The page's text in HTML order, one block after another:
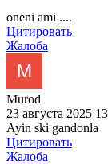
oneni ami ....
Цитировать
Жалоба
Murod
23 августа 2025
Ayin ski gandonla
Цитировать
Жалоба